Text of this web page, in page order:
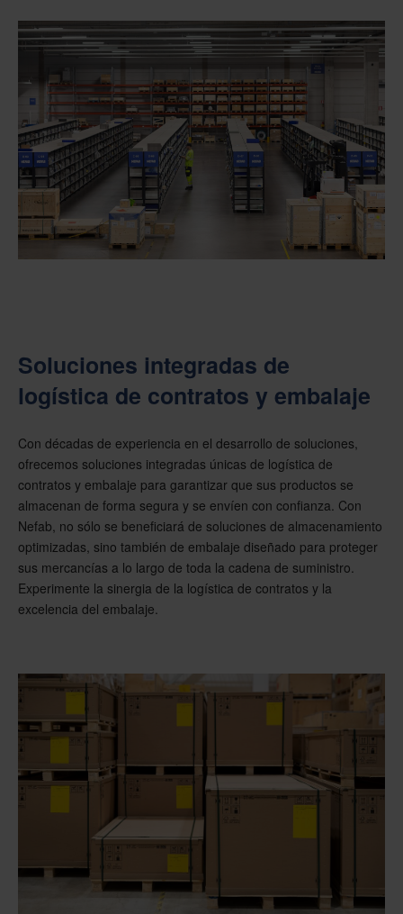
Soluciones integradas de
logística de contratos y embalaje
Con décadas de experiencia en el desarrollo de soluciones,
ofrecemos soluciones integradas únicas de logística de
contratos y embalaje para garantizar que sus productos se
almacenan de forma segura y se envíen con confianza. Con
Nefab, no sólo se beneficiará de soluciones de almacenamiento
optimizadas, sino también de embalaje diseñado para proteger
sus mercancías a lo largo de toda la cadena de suministro.
Experimente la sinergia de la logística de contratos y la
excelencia del embalaje.